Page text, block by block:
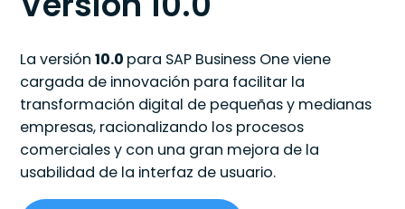
La versión10.0 para SAP Business One viene
cargada de innovación para facilitar la
transformación digital de pequeñas y medianas
empresas, racionalizando los procesos
comerciales y con una gran mejora de la
usabilidad de la interfaz de usuario.